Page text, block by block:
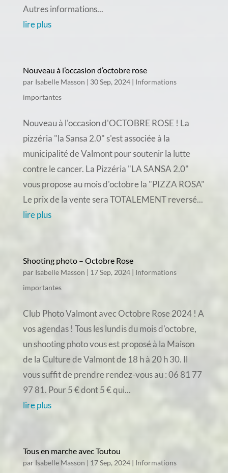
Autres informations...
lire plus
Nouveau à l’occasion d’octobre rose
par Isabelle Masson | 30 Sep, 2024| Informations
importantes
Nouveau à l'occasion d'OCTOBRE ROSE ! La
pizzéria "la Sansa 2.0" s'est associée à la
municipalité de Valmont pour soutenir la lutte
contre le cancer. La Pizzéria "LA SANSA 2.0"
vous propose au mois d'octobre la "PIZZA ROSA"
Le prix de la vente sera TOTALEMENT reversé...
lire plus
Shooting photo – Octobre Rose
par Isabelle Masson | 17 Sep, 2024| Informations
importantes
Club Photo Valmont avec Octobre Rose 2024 ! A
vos agendas ! Tous les lundis du mois d'octobre,
un shooting photo vous est proposé à la Maison
de la Culture de Valmont de 18 h à 20 h 30. Il
vous suffit de prendre rendez-vous au : 06 81 77
97 81. Pour 5 € dont 5 € qui...
lire plus
Tous en marche avec Toutou
par Isabelle Masson | 17 Sep, 2024| Informations